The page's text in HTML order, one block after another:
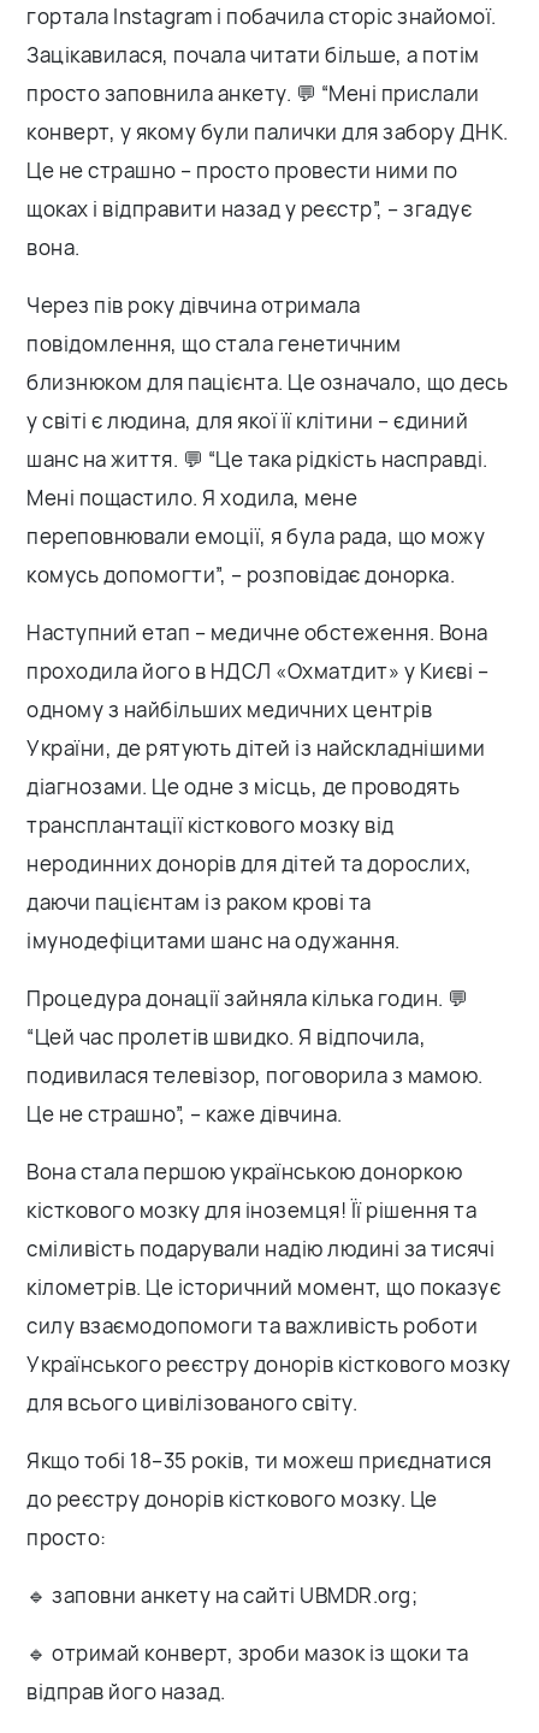
гортала Instagram і побачила сторіс знайомої.
Зацікавилася, почала читати більше, а потім
просто заповнила анкету. 💬 “Мені прислали
конверт, у якому були палички для забору ДНК.
Це не страшно – просто провести ними по
щоках і відправити назад у реєстр”, – згадує
вона.
Через пів року дівчина отримала
повідомлення, що стала генетичним
близнюком для пацієнта. Це означало, що десь
у світі є людина, для якої її клітини – єдиний
шанс на життя. 💬 “Це така рідкість насправді.
Мені пощастило. Я ходила, мене
переповнювали емоції, я була рада, що можу
комусь допомогти”, – розповідає донорка.
Наступний етап – медичне обстеження. Вона
проходила його в НДСЛ «Охматдит» у Києві –
одному з найбільших медичних центрів
України, де рятують дітей із найскладнішими
діагнозами. Це одне з місць, де проводять
трансплантації кісткового мозку від
неродинних донорів для дітей та дорослих,
даючи пацієнтам із раком крові та
імунодефіцитами шанс на одужання.
Процедура донації зайняла кілька годин. 💬
“Цей час пролетів швидко. Я відпочила,
подивилася телевізор, поговорила з мамою.
Це не страшно”, – каже дівчина.
Вона стала першою українською доноркою
кісткового мозку для іноземця! Її рішення та
сміливість подарували надію людині за тисячі
кілометрів. Це історичний момент, що показує
силу взаємодопомоги та важливість роботи
Українського реєстру донорів кісткового мозку
для всього цивілізованого світу.
Якщо тобі 18–35 років, ти можеш приєднатися
до реєстру донорів кісткового мозку. Це
просто:
🔹 заповни анкету на сайті UBMDR.org;
🔹 отримай конверт, зроби мазок із щоки та
відправ його назад.